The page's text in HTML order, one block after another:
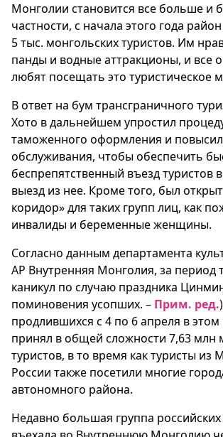
Монголии становится все больше и
частности, с начала этого года
5 тыс. монгольских туристов. Им
панды и водные аттракционы, и все
любят посещать это туристическое
В ответ на бум трансграничного
Хото в дальнейшем упростил
таможенного оформления и повысил
обслуживания, чтобы обеспечить
беспрепятственный въезд туристов
выезд из нее. Кроме того, был
коридор» для таких групп лиц, как
инвалиды и беременные женщины.
Согласно данным департамента
АР Внутренняя Монголия, за период
каникул по случаю праздника
поминовения усопших. – Прим. ред.
продлившихся с 4 по 6 апреля в этом
принял в общей сложности 7,63 млн
туристов, в то время как туристы из
России также посетили многие
автономного района.
Недавно большая группа российских